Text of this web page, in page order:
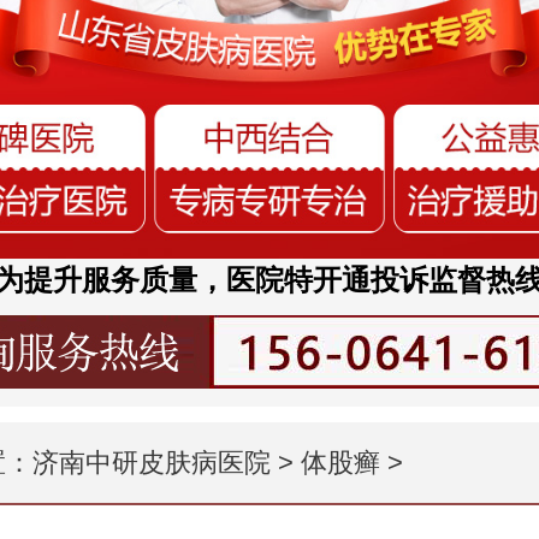
提升服务质量，医院特开通投诉监督热
济南中研皮肤病医院> 体股癣 >